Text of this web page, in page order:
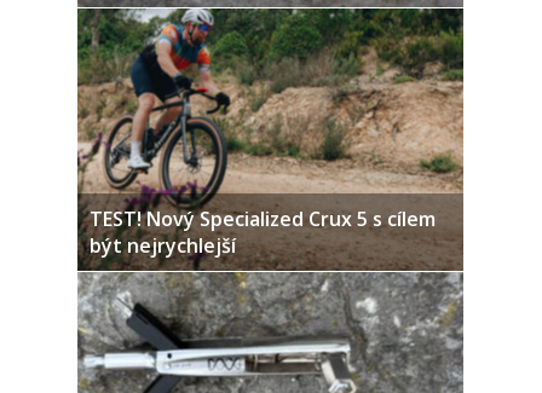
TEST! Nový Specialized Crux 5 s cílem
být nejrychlejší